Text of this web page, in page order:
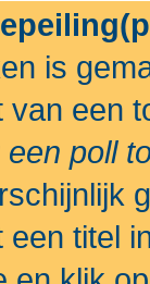
is
een
een poll
titel